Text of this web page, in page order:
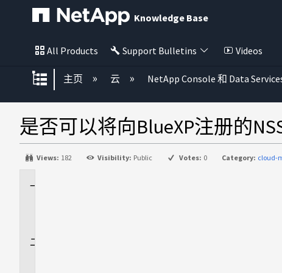
Knowledge Base
All Products Support Bulletins Videos
扩展/隐缩全局层次
主页 云 NetApp Console 和 Data
是否可以将向BlueXP注册的
Views: 182 Visibility: Public Votes: 0 Category: cloud-